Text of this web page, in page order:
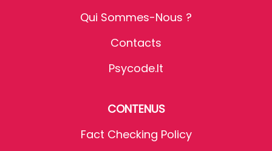
Qui Sommes-Nous ?
Contacts
Psycode.it
CONTENUS
Fact Checking Policy